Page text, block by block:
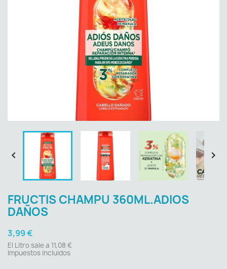
 
FRUCTIS CHAMPU 360ML.ADIOS
DAÑOS
3,99 €
El Litro sale a 11,08 €
Impuestos incluidos